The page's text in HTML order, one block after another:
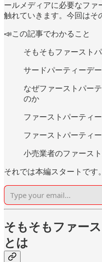
ールメディアに必要なファ
触れていきます。今回はそ
📣この記事でわかること
そもそもファースト
サードパーティーデ
なぜファーストパー
のか
ファーストパーティ
ファーストパーティ
小売業者のファース
それでは本編スタートです。
そもそもファー
とは